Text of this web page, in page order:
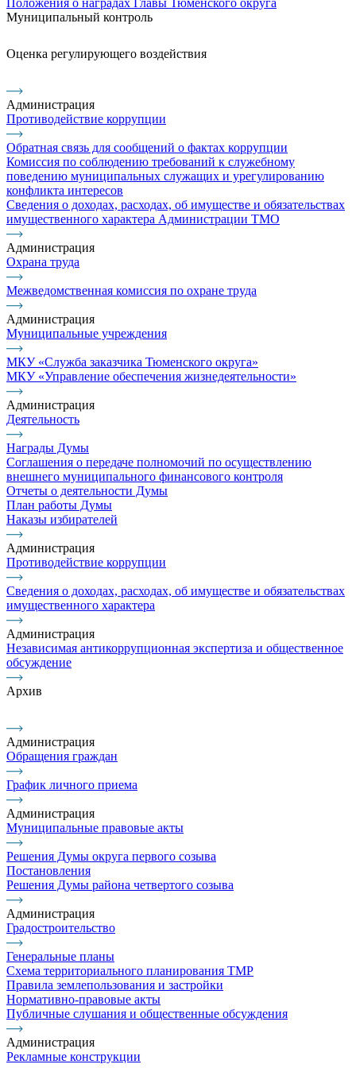
Положения о наградах Главы Тюменского округа
Муниципальный контроль
Оценка регулирующего воздействия
Администрация
Противодействие коррупции
Обратная связь для сообщений о фактах коррупции
Комиссия по соблюдению требований к служебному
поведению муниципальных служащих и урегулированию
конфликта интересов
Сведения о доходах, расходах, об имуществе и обязательствах
имущественного характера Администрации ТМО
Администрация
Охрана труда
Межведомственная комиссия по охране труда
Администрация
Муниципальные учреждения
МКУ «Служба заказчика Тюменского округа»
МКУ «Управление обеспечения жизнедеятельности»
Администрация
Деятельность
Награды Думы
Соглашения о передаче полномочий по осуществлению
внешнего муниципального финансового контроля
Отчеты о деятельности Думы
План работы Думы
Наказы избирателей
Администрация
Противодействие коррупции
Сведения о доходах, расходах, об имуществе и обязательствах
имущественного характера
Администрация
Независимая антикоррупционная экспертиза и общественное
обсуждение
Архив
Администрация
Обращения граждан
График личного приема
Администрация
Муниципальные правовые акты
Решения Думы округа первого созыва
Постановления
Решения Думы района четвертого созыва
Администрация
Градостроительство
Генеральные планы
Схема территориального планирования ТМР
Правила землепользования и застройки
Нормативно-правовые акты
Публичные слушания и общественные обсуждения
Администрация
Рекламные конструкции